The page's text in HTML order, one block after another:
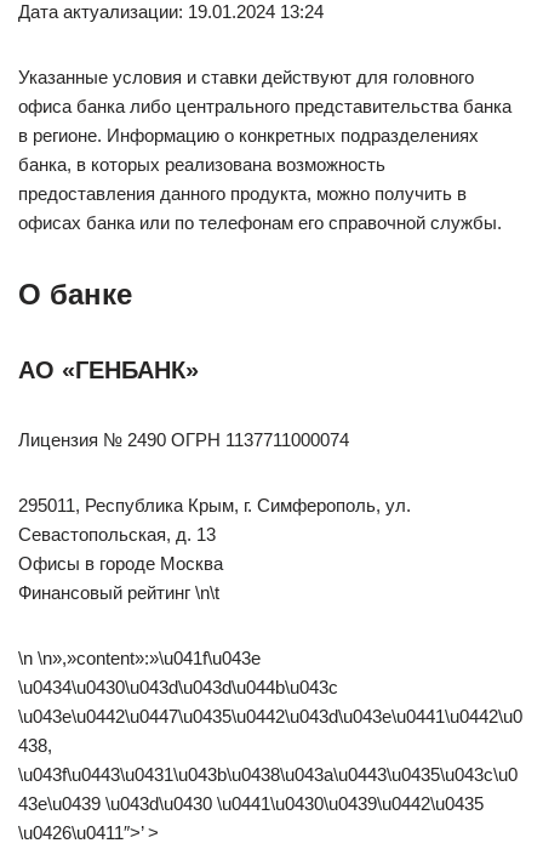
Дата актуализации: 19.01.2024 13:24
Указанные условия и ставки действуют для головного
офиса банка либо центрального представительства банка
в регионе. Информацию о конкретных подразделениях
банка, в которых реализована возможность
предоставления данного продукта, можно получить в
офисах банка или по телефонам его справочной службы.
О банке
АО «ГЕНБАНК»
Лицензия № 2490 ОГРН 1137711000074
295011, Республика Крым, г. Симферополь, ул.
Севастопольская, д. 13
Офисы в городе Москва
Финансовый рейтинг \n\t
\n \n»,»content»:»\u041f\u043e
\u0434\u0430\u043d\u043d\u044b\u043c
\u043e\u0442\u0447\u0435\u0442\u043d\u043e\u0441\u0442\u0
438,
\u043f\u0443\u0431\u043b\u0438\u043a\u0443\u0435\u043c\u0
43e\u0439 \u043d\u0430 \u0441\u0430\u0439\u0442\u0435
\u0426\u0411″>’ >